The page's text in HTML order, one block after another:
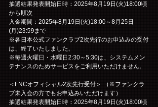
抽選結果発表開始日時：2025年8月19日(火)18:00頃
から順次
入金期間：2025年8月19日(火)18:00～8月25日
(月)23:59まで
※各日本公式ファンクラブ2次先行のお申込みの受付
は、終了いたしました。
※毎週火曜日・水曜日2:30～5:30は、システムメン
テナンスのためサービスをご利用いただけません。
＜FNCオフィシャル2次先行受付＞ （※ファンクラ
ブ未入会の方でもお申込みいただけます）
抽選結果発表開始日時：2025年8月19日(火)18:00頃